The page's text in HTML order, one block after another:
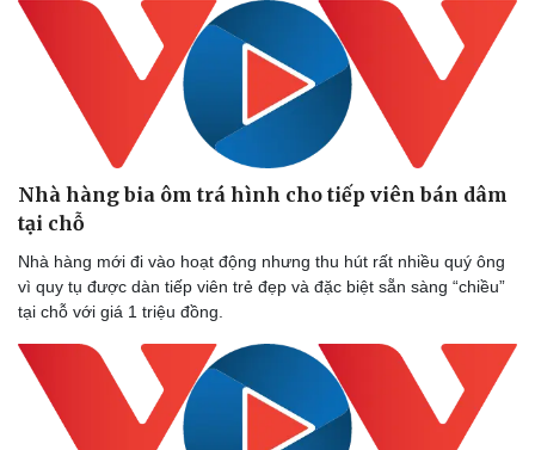
Nhà hàng bia ôm trá hình cho tiếp viên bán dâm
tại chỗ
Nhà hàng mới đi vào hoạt động nhưng thu hút rất nhiều quý ông
vì quy tụ được dàn tiếp viên trẻ đẹp và đặc biệt sẵn sàng “chiều”
tại chỗ với giá 1 triệu đồng.